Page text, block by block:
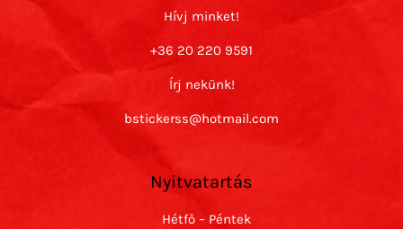
Hívj minket!
+36 20 220 9591
Írj nekünk!
bstickerss@hotmail.com
Nyitvatartás
Hétfő – Péntek